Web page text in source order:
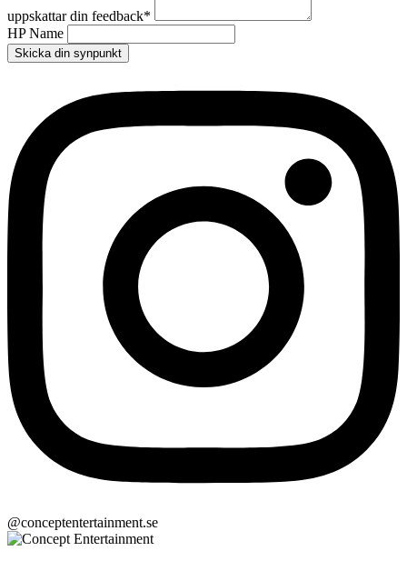
uppskattar din feedback*
HP Name
Skicka din synpunkt
@conceptentertainment.se